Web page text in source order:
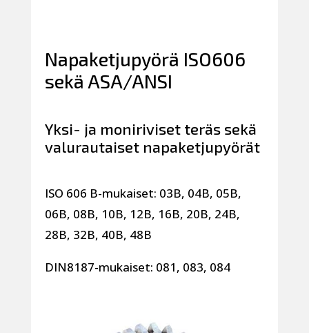
Napaketjupyörä ISO606
sekä ASA/ANSI
Yksi- ja moniriviset teräs sekä
valurautaiset napaketjupyörät
ISO 606 B-mukaiset: 03B, 04B, 05B,
06B, 08B, 10B, 12B, 16B, 20B, 24B,
28B, 32B, 40B, 48B
DIN8187-mukaiset: 081, 083, 084